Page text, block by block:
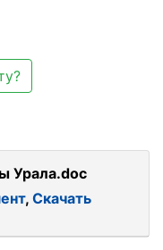
Урала.doc
, Скачать